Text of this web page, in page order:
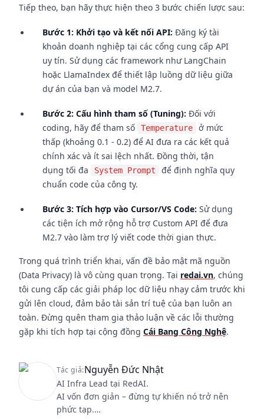
Tiếp theo, bạn hãy thực hiện theo 3 bước chiến lược sau:
Bước 1: Khởi tạo và kết nối API: Đăng ký tài
khoản doanh nghiệp tại các cổng cung cấp API
uy tín. Sử dụng các framework như LangChain
hoặc LlamaIndex để thiết lập luồng dữ liệu giữa
dự án của bạn và model M2.7.
Bước 2: Cấu hình tham số (Tuning): Đối với
coding, hãy để tham số
Temperature
ở mức
thấp (khoảng 0.1 - 0.2) để AI đưa ra các kết quả
chính xác và ít sai lệch nhất. Đồng thời, tận
dụng tối đa
System Prompt
để định nghĩa quy
chuẩn code của công ty.
Bước 3: Tích hợp vào Cursor/VS Code: Sử dụng
các tiện ích mở rộng hỗ trợ Custom API để đưa
M2.7 vào làm trợ lý viết code thời gian thực.
Trong quá trình triển khai, vấn đề bảo mật mã nguồn
(Data Privacy) là vô cùng quan trọng. Tại redai.vn, chúng
tôi cung cấp các giải pháp lọc dữ liệu nhạy cảm trước khi
gửi lên cloud, đảm bảo tài sản trí tuệ của bạn luôn an
toàn. Đừng quên tham gia thảo luận về các lỗi thường
gặp khi tích hợp tại cộng đồng Cái Bang Công Nghệ.
Tác giả:Nguyễn Đức Nhật
AI Infra Lead tại RedAI.
AI vốn đơn giản – đừng tự khiến nó trở nên
phức tạp.